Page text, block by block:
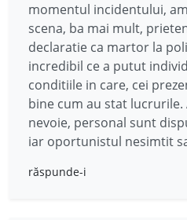
momentul incidentului,
scena, ba mai mult,
declaratie ca martor la
incredibil ce a putut
conditiile in care, cei
bine cum au stat lucrurile.
nevoie, personal sunt
iar oportunistul nesimtit
răspunde-i